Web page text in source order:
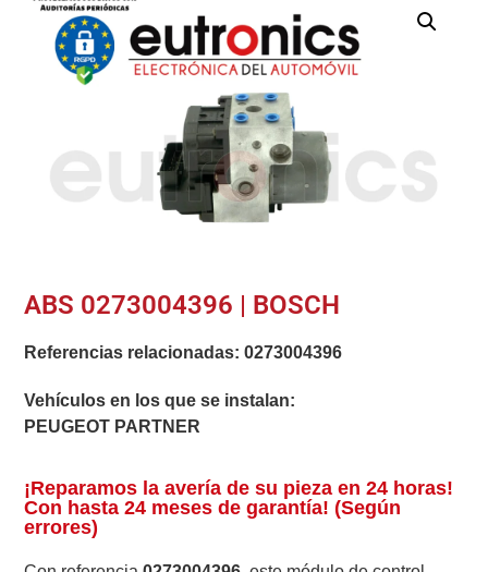
ABS 0273004396 | BOSCH
Referencias relacionadas:0273004396
Vehículos en los que se instalan:
PEUGEOT PARTNER
¡Reparamos la avería de su pieza en 24 horas!
Con hasta 24 meses de garantía! (Según
errores)